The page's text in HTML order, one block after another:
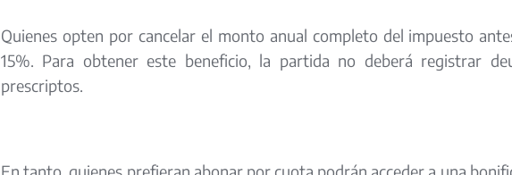
Quienes opten por cancelar el monto anual completo del impuesto
15%. Para obtener este beneficio, la partida no deberá registrar
prescriptos.